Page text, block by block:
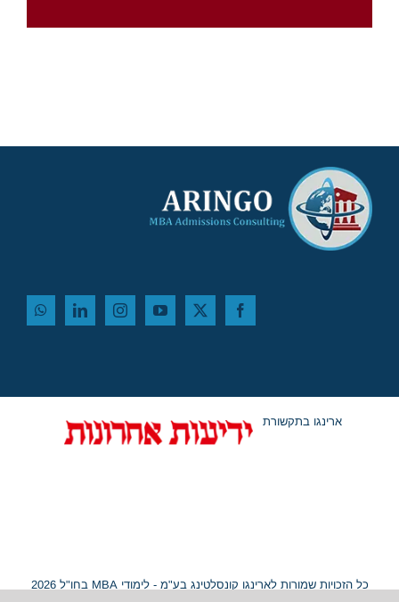
ארינגו בתקשורת
כל הזכויות שמורות לארינגו קונסלטינג בע"מ - לימודי MBA בחו"ל 2026